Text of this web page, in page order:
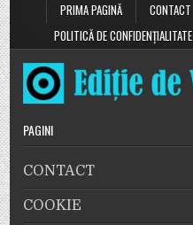
PRIMA PAGINĂ
CONTACT
POLITICĂ DE CONFIDENȚIALITATE
PAGINI
CONTACT
COOKIE